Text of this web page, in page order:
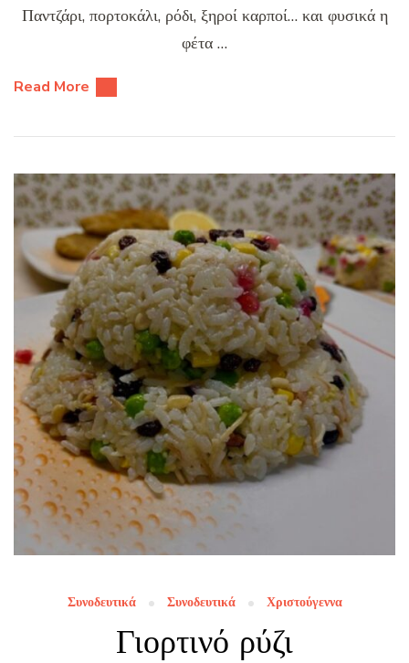
Παντζάρι, πορτοκάλι, ρόδι, ξηροί καρποί… και φυσικά η
φέτα …
Read More
Συνοδευτικά Συνοδευτικά Χριστούγεννα
Γιορτινό ρύζι